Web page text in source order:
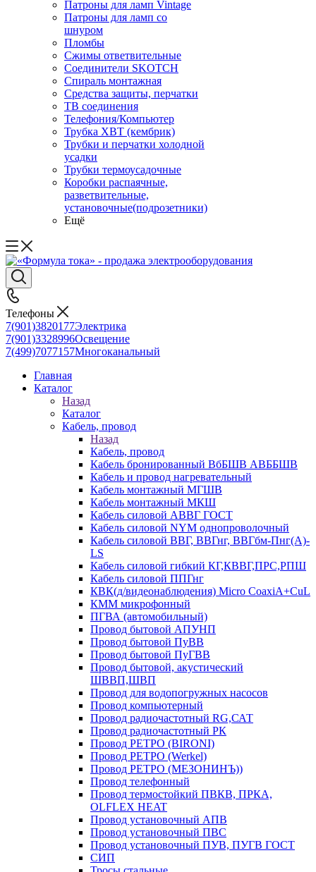
Патроны для ламп Vintage
Патроны для ламп со
шнуром
Пломбы
Сжимы ответвительные
Соединители SKOTCH
Спираль монтажная
Средства защиты, перчатки
ТВ соединения
Телефония/Компьютер
Трубка ХВТ (кембрик)
Трубки и перчатки холодной
усадки
Трубки термоусадочные
Коробки распаячные,
разветвительные,
установочные(подрозетники)
Ещё
Телефоны
7(901)3820177Электрика
7(901)3328996Освещение
7(499)7077157Многоканальный
Главная
Каталог
Назад
Каталог
Кабель, провод
Назад
Кабель, провод
Кабель бронированный ВбБШВ АВББШВ
Кабель и провод нагревательный
Кабель монтажный МГШВ
Кабель монтажный МКШ
Кабель силовой АВВГ ГОСТ
Кабель силовой NYM однопроволочный
Кабель силовой ВВГ, ВВГнг, ВВГбм-Пнг(А)-
LS
Кабель силовой гибкий КГ,КВВГ,ПРС,РПШ
Кабель силовой ППГнг
КВК(д/видеонаблюдения) Micro CoaxiA+CuL
КММ микрофонный
ПГВА (автомобильный)
Провод бытовой АПУНП
Провод бытовой ПуВВ
Провод бытовой ПуГВВ
Провод бытовой, акустический
ШВВП,ШВП
Провод для водопогружных насосов
Провод компьютерный
Провод радиочастотный RG,САТ
Провод радиочастотный РК
Провод РЕТРО (BIRONI)
Провод РЕТРО (Werkel)
Провод РЕТРО (МЕЗОНИНЪ))
Провод телефонный
Провод термостойкий ПВКВ, ПРКА,
OLFLEX HEAT
Провод установочный АПВ
Провод установочный ПВС
Провод установочный ПУВ, ПУГВ ГОСТ
СИП